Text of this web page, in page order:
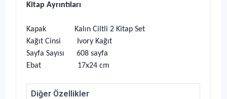
Kitap Ayrıntıları
Kapak Kalın Ciltli 2 Kitap Set
Kağıt Cinsi Ivory Kağıt
Sayfa Sayısı 608 sayfa
Ebat 17x24 cm
Diğer Özellikler